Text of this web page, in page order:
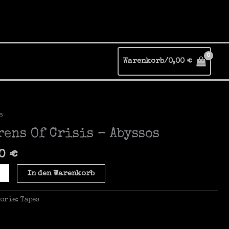
Warenkorb/0,00 €
Of Crisis – Abyssos
€
In den Warenkorb
Tapes